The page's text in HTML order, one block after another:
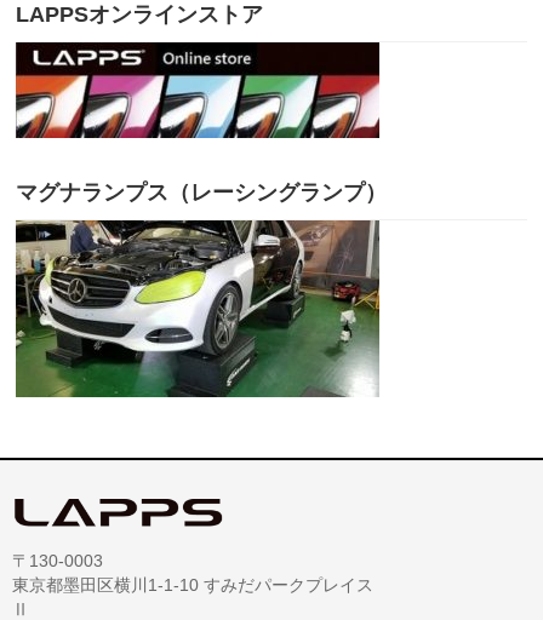
LAPPSオンラインストア
マグナランプス（レーシングランプ）
〒130-0003
東京都墨田区横川1-1-10 すみだパークプレイス
Ⅱ